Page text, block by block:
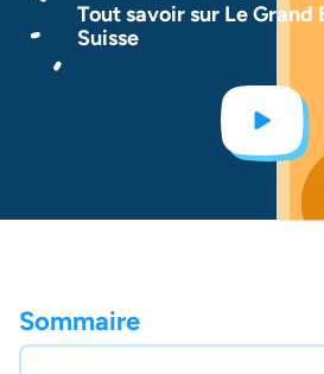
Tout savoir sur Le Grand
Suisse
Sommaire